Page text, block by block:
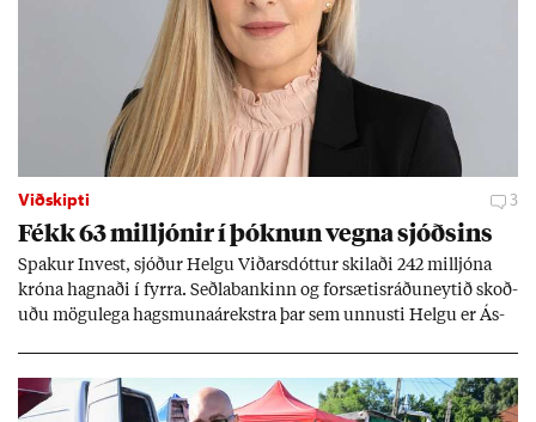
Viðskipti 3
Fékk 63 millj­ón­ir í þókn­un vegna sjóðs­ins
Spak­ur In­vest, sjóð­ur Helgu Við­ars­dótt­ur skil­aði 242 millj­óna
króna hagn­aði í fyrra. Seðla­bank­inn og for­sæt­is­ráðu­neyt­ið skoð­
uðu mögu­lega hags­muna­árekstra þar sem unnusti Helgu er Ás­